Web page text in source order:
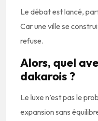
Le débat est lancé,
Car une ville se
refuse.
Alors, quel
dakarois ?
Le luxe n’est pas le
expansion sans